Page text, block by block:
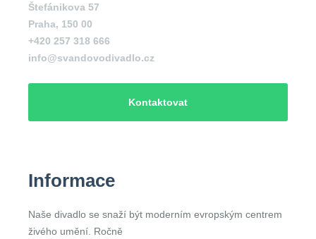
Štefánikova 57
Praha, 150 00
+420 257 318 666
info@svandovodivadlo.cz
Kontaktovat
Informace
Naše divadlo se snaží být moderním evropským centrem
živého umění. Ročně